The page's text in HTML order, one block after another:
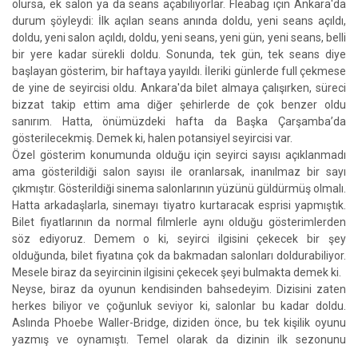
olursa, ek salon ya da seans açabiliyorlar. Fleabag için Ankara'da
durum şöyleydi: İlk açılan seans anında doldu, yeni seans açıldı,
doldu, yeni salon açıldı, doldu, yeni seans, yeni gün, yeni seans, belli
bir yere kadar sürekli doldu. Sonunda, tek gün, tek seans diye
başlayan gösterim, bir haftaya yayıldı. İleriki günlerde full çekmese
de yine de seyircisi oldu. Ankara'da bilet almaya çalışırken, süreci
bizzat takip ettim ama diğer şehirlerde de çok benzer oldu
sanırım. Hatta, önümüzdeki hafta da Başka Çarşamba’da
gösterilecekmiş. Demek ki, halen potansiyel seyircisi var.
Özel gösterim konumunda olduğu için seyirci sayısı açıklanmadı
ama gösterildiği salon sayısı ile oranlarsak, inanılmaz bir sayı
çıkmıştır. Gösterildiği sinema salonlarının yüzünü güldürmüş olmalı.
Hatta arkadaşlarla, sinemayı tiyatro kurtaracak esprisi yapmıştık.
Bilet fiyatlarının da normal filmlerle aynı olduğu gösterimlerden
söz ediyoruz. Demem o ki, seyirci ilgisini çekecek bir şey
olduğunda, bilet fiyatına çok da bakmadan salonları doldurabiliyor.
Mesele biraz da seyircinin ilgisini çekecek şeyi bulmakta demek ki.
Neyse, biraz da oyunun kendisinden bahsedeyim. Dizisini zaten
herkes biliyor ve çoğunluk seviyor ki, salonlar bu kadar doldu.
Aslında Phoebe Waller-Bridge, diziden önce, bu tek kişilik oyunu
yazmış ve oynamıştı. Temel olarak da dizinin ilk sezonunu